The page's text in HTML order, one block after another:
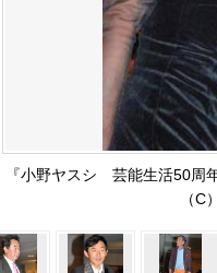
『小野ヤスシ 芸能生活50周
（